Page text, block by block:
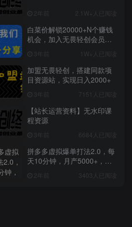
2年前 2.1W+人已阅读
白菜价解锁20000+N个赚钱
机会，加入无畏轻创会员，
3年前 1W+人已阅读
加盟无畏轻创，搭建同款项
目资源站，实现日入2000+
3年前 7151人已阅读
【站长运营资料】无水印课
程资源
3年前 6684人已阅读
拼多多虚拟爆单打法2.0，每
天10分钟，月产5000+，从0
2年前 3403人已阅读